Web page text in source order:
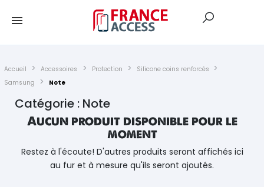
Accueil Accessoires Protection
Silicone coins renforcés
Samsung
Note
Catégorie : Note
Aucun produit disponible pour le
moment
Restez à l'écoute! D'autres produits seront affichés ici
au fur et à mesure qu'ils seront ajoutés.